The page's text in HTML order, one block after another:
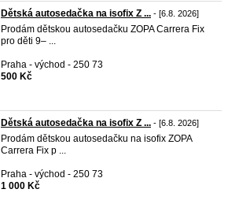
Dětská autosedačka na isofix Z ... - [6.8. 2026]
Prodám dětskou autosedačku ZOPA Carrera Fix
pro děti 9– ...
Praha - východ - 250 73
500 Kč
Dětská autosedačka na isofix Z ... - [6.8. 2026]
Prodám dětskou autosedačku na isofix ZOPA
Carrera Fix p ...
Praha - východ - 250 73
1 000 Kč